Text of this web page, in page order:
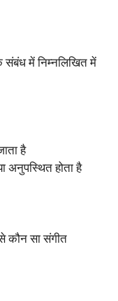
में निम्नलिखित में
है
अनुपस्थित होता है
कौन सा संगीत